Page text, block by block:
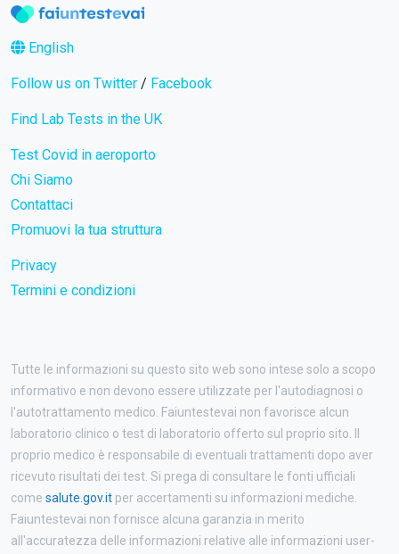
English
Follow us on Twitter / Facebook
Find Lab Tests in the UK
Test Covid in aeroporto
Chi Siamo
Contattaci
Promuovi la tua struttura
Privacy
Termini e condizioni
Tutte le informazioni su questo sito web sono intese solo a scopo
informativo e non devono essere utilizzate per l'autodiagnosi o
l'autotrattamento medico. Faiuntestevai non favorisce alcun
laboratorio clinico o test di laboratorio offerto sul proprio sito. Il
proprio medico è responsabile di eventuali trattamenti dopo aver
ricevuto risultati dei test. Si prega di consultare le fonti ufficiali
come salute.gov.it per accertamenti su informazioni mediche.
Faiuntestevai non fornisce alcuna garanzia in merito
all'accuratezza delle informazioni relative alle informazioni user-